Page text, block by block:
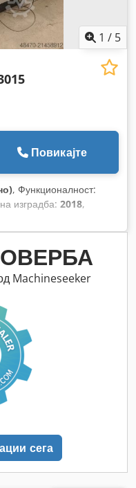
1 / 5
Повикајте
, Функционалност:
изградба: 2018,
Machineseeker
сега